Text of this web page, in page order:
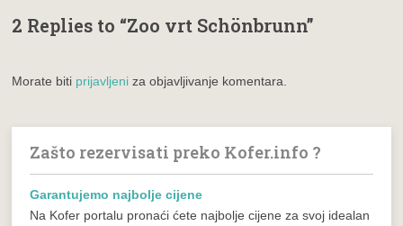
2 Replies to “Zoo vrt Schönbrunn”
Morate biti prijavljeni za objavljivanje komentara.
Zašto rezervisati preko Kofer.info ?
Garantujemo najbolje cijene
Na Kofer portalu pronaći ćete najbolje cijene za svoj idealan